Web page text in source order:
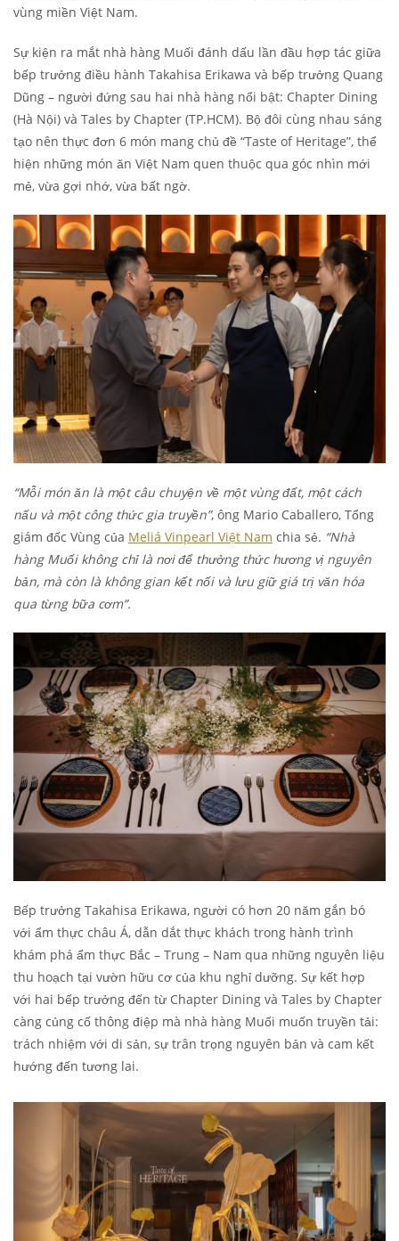
vùng miền Việt Nam.
Sự kiện ra mắt nhà hàng Muối đánh dấu lần đầu hợp tác giữa
bếp trưởng điều hành Takahisa Erikawa và bếp trưởng Quang
Dũng – người đứng sau hai nhà hàng nổi bật: Chapter Dining
(Hà Nội) và Tales by Chapter (TP.HCM). Bộ đôi cùng nhau sáng
tạo nên thực đơn 6 món mang chủ đề “Taste of Heritage”, thể
hiện những món ăn Việt Nam quen thuộc qua góc nhìn mới
mẻ, vừa gợi nhớ, vừa bất ngờ.
“Mỗi món ăn là một câu chuyện về một vùng đất, một cách
nấu và một công thức gia truyền”, ông Mario Caballero, Tổng
giám đốc Vùng của Meliá Vinpearl Việt Nam chia sẻ. “Nhà
hàng Muối không chỉ là nơi để thưởng thức hương vị nguyên
bản, mà còn là không gian kết nối và lưu giữ giá trị văn hóa
qua từng bữa cơm”.
Bếp trưởng Takahisa Erikawa, người có hơn 20 năm gắn bó
với ẩm thực châu Á, dẫn dắt thực khách trong hành trình
khám phá ẩm thực Bắc – Trung – Nam qua những nguyên liệu
thu hoạch tại vườn hữu cơ của khu nghỉ dưỡng. Sự kết hợp
với hai bếp trưởng đến từ Chapter Dining và Tales by Chapter
càng củng cố thông điệp mà nhà hàng Muối muốn truyền tải:
trách nhiệm với di sản, sự trân trọng nguyên bản và cam kết
hướng đến tương lai.